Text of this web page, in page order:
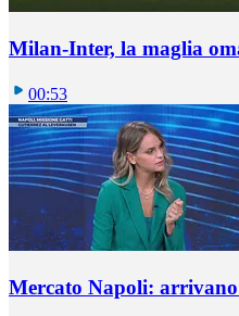
Milan-Inter, la maglia
00:53
Mercato Napoli: arrivano